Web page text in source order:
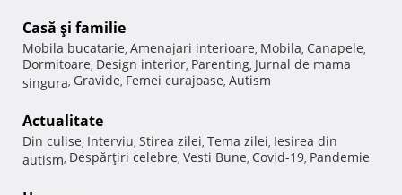
Casă şi familie
Mobila bucatarie, Amenajari interioare, Mobila, Canapele,
Dormitoare, Design interior, Parenting, Jurnal de mama
singura, Gravide, Femei curajoase, Autism
Actualitate
Din culise, Interviu, Stirea zilei, Tema zilei, Iesirea din
autism, Despărţiri celebre, Vesti Bune, Covid-19, Pandemie